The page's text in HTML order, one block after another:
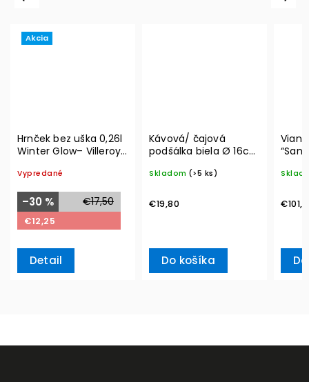
Akcia
Hrnček bez uška 0,26l
Winter Glow– Villeroy
Vypredané
€17,50
–30 %
€12,25
Detail
Kávová/ čajová
podšálka biela Ø 16cm
Specials– Villeroy &
Skladom (>5 ks)
€19,80
Do košíka